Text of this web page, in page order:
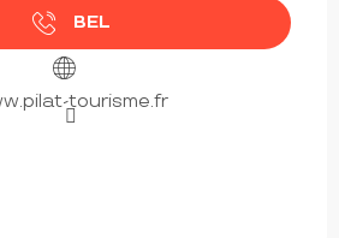
BEL
tourisme.fr